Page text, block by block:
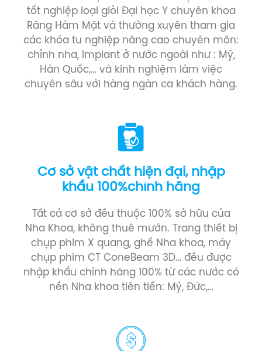
tốt nghiệp loại giỏi Đại học Y chuyên khoa
Răng Hàm Mặt và thường xuyên tham gia
các khóa tu nghiệp nâng cao chuyên môn:
chỉnh nha, Implant ở nước ngoài như : Mỹ,
Hàn Quốc,… và kinh nghiệm làm việc
chuyên sâu với hàng ngàn ca khách hàng.
Cơ sở vật chất hiện đại, nhập
khẩu 100%chính hãng
Tất cả cơ sở đều thuộc 100% sở hữu của
Nha Khoa, không thuê mướn. Trang thiết bị
chụp phim X quang, ghế Nha khoa, máy
chụp phim CT ConeBeam 3D… đều được
nhập khẩu chính hãng 100% từ các nước có
nền Nha khoa tiên tiến: Mỹ, Đức,…